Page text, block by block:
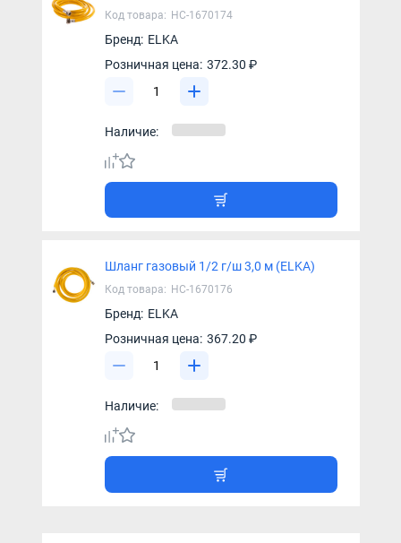
Код товара: НС-1670174
Бренд: ELKA
Розничная цена: 372.30 ₽
Наличие:
Шланг газовый 1/2 г/ш 3,0 м (ELKA)
Код товара: НС-1670176
Бренд: ELKA
Розничная цена: 367.20 ₽
Наличие: